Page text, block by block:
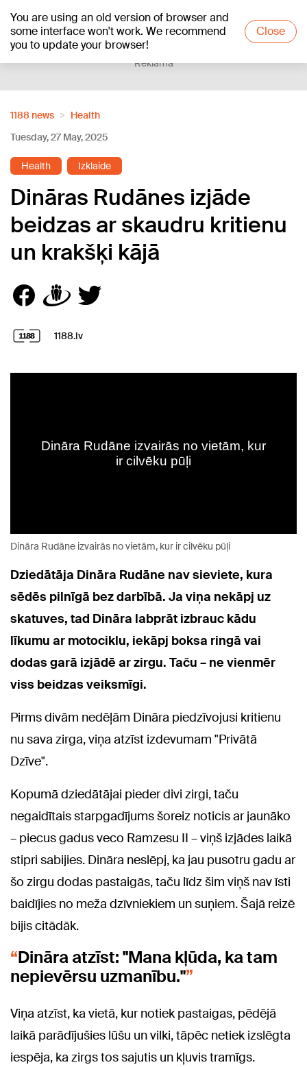
You are using an old version of browser and
some interface won't work. We recommend
you to update your browser!
Close
+17°C
Reklāma
1188 news
Health
Tuesday, 27 May, 2025
Health Izklaide
Dināras Rudānes izjāde
beidzas ar skaudru kritienu
un krakšķi kājā
1188.lv
Dināra Rudāne izvairās no vietām, kur ir cilvēku pūļi
Dziedātāja Dināra Rudāne nav sieviete, kura
sēdēs pilnīgā bez darbībā. Ja viņa nekāpj uz
skatuves, tad Dināra labprāt izbrauc kādu
līkumu ar motociklu, iekāpj boksa ringā vai
dodas garā izjādē ar zirgu. Taču – ne vienmēr
viss beidzas veiksmīgi.
Pirms divām nedēļām Dināra piedzīvojusi kritienu
nu sava zirga, viņa atzīst izdevumam "Privātā
Dzīve".
Kopumā dziedātājai pieder divi zirgi, taču
negaidītais starpgadījums šoreiz noticis ar jaunāko
– piecus gadus veco Ramzesu II – viņš izjādes laikā
stipri sabijies. Dināra neslēpj, ka jau pusotru gadu ar
šo zirgu dodas pastaigās, taču līdz šim viņš nav īsti
baidījies no meža dzīvniekiem un suņiem. Šajā reizē
bijis citādāk.
Dināra atzīst: "Mana kļūda, ka tam
nepievērsu uzmanību."
Viņa atzīst, ka vietā, kur notiek pastaigas, pēdējā
laikā parādījušies lūšu un vilki, tāpēc netiek izslēgta
iespēja, ka zirgs tos sajutis un kļuvis tramīgs.